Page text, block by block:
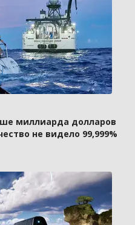
миллиарда долларов
не видело 99,999%